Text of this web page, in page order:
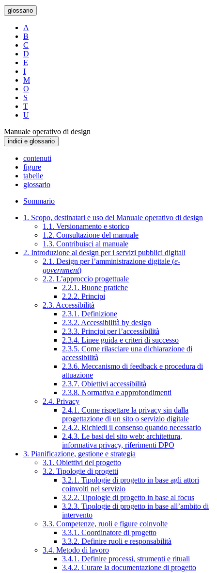
glossario
A
B
C
D
E
I
M
O
S
T
U
Manuale operativo di design
indici e glossario
contenuti
figure
tabelle
glossario
Sommario
1. Scopo, destinatari e uso del Manuale operativo di design
1.1. Versionamento e storico
1.2. Consultazione del manuale
1.3. Contribuisci al manuale
2. Introduzione al design per i servizi pubblici digitali
2.1. Design per l’amministrazione digitale (e-
government)
2.2. L’approccio progettuale
2.2.1. Buone pratiche
2.2.2. Principi
2.3. Accessibilità
2.3.1. Definizione
2.3.2. Accessibilità by design
2.3.3. Principi per l’accessibilità
2.3.4. Linee guida e criteri di successo
2.3.5. Come rilasciare una dichiarazione di
accessibilità
2.3.6. Meccanismo di feedback e procedura di
attuazione
2.3.7. Obiettivi accessibilità
2.3.8. Normativa e approfondimenti
2.4. Privacy
2.4.1. Come rispettare la privacy sin dalla
progettazione di un sito o servizio digitale
2.4.2. Richiedi il consenso quando necessario
2.4.3. Le basi del sito web: architettura,
informativa privacy, riferimenti DPO
3. Pianificazione, gestione e strategia
3.1. Obiettivi del progetto
3.2. Tipologie di progetti
3.2.1. Tipologie di progetto in base agli attori
coinvolti nel servizio
3.2.2. Tipologie di progetto in base al focus
3.2.3. Tipologie di progetto in base all’ambito di
intervento
3.3. Competenze, ruoli e figure coinvolte
3.3.1. Coordinatore di progetto
3.3.2. Definire ruoli e responsabilità
3.4. Metodo di lavoro
3.4.1. Definire processi, strumenti e rituali
3.4.2. Curare la documentazione di progetto